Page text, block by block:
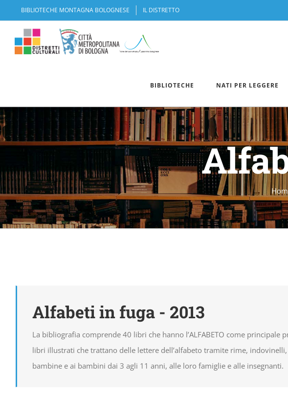
al
contenuto
BIBLIOTECHE MONTAGNA BOLOGNESE IL DISTRETTO
BIBLIOTECHE NATI PER LEGGERE
Alfabeti in fuga - 2013
La bibliografia comprende 40 libri che hanno l’ALFABETO come principale
libri illustrati che trattano delle lettere dell’alfabeto tramite rime, indovinelli,
bambine e ai bambini dai 3 agli 11 anni, alle loro famiglie e alle insegnanti.